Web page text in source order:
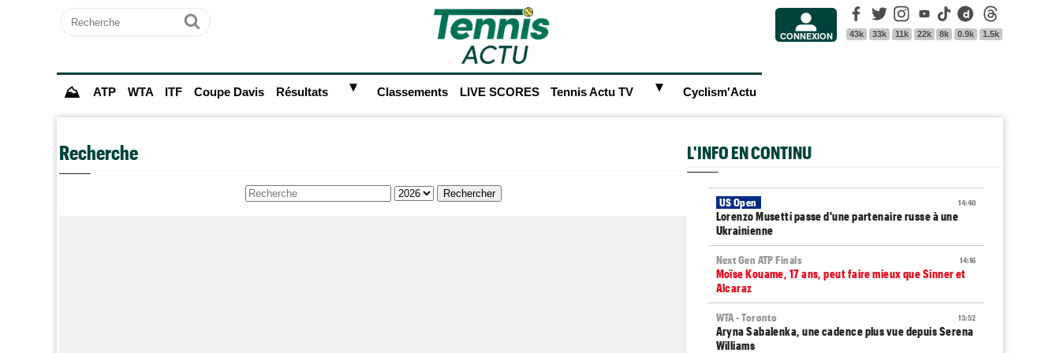
Recherche
Ok CONNEXION
Facebook
43k
Twitter
33k
Instagram
11k
Youtube
22k
Tik Tok
8k
Dailymotion
0.9k 1.5k
⛰ ATP WTA ITF Coupe Davis Résultats ► Classements LIVE SCORES Tennis Actu TV ► Cyclism'Actu
Recherche L'INFO EN CONTINU
14:40
US Open
Lorenzo Musetti passe d'une partenaire russe à une
Ukrainienne
14:16
Next Gen ATP Finals
Moïse Kouame, 17 ans, peut faire mieux que Sinner et
Alcaraz
13:52
WTA - Toronto
Aryna Sabalenka, une cadence plus vue depuis Serena
Williams